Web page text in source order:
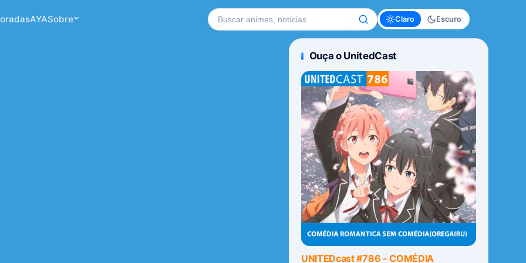
AYASobre Buscar no site Claro Escuro
Ouça o UnitedCast
UNITEDcast #786 - COMÉDIA